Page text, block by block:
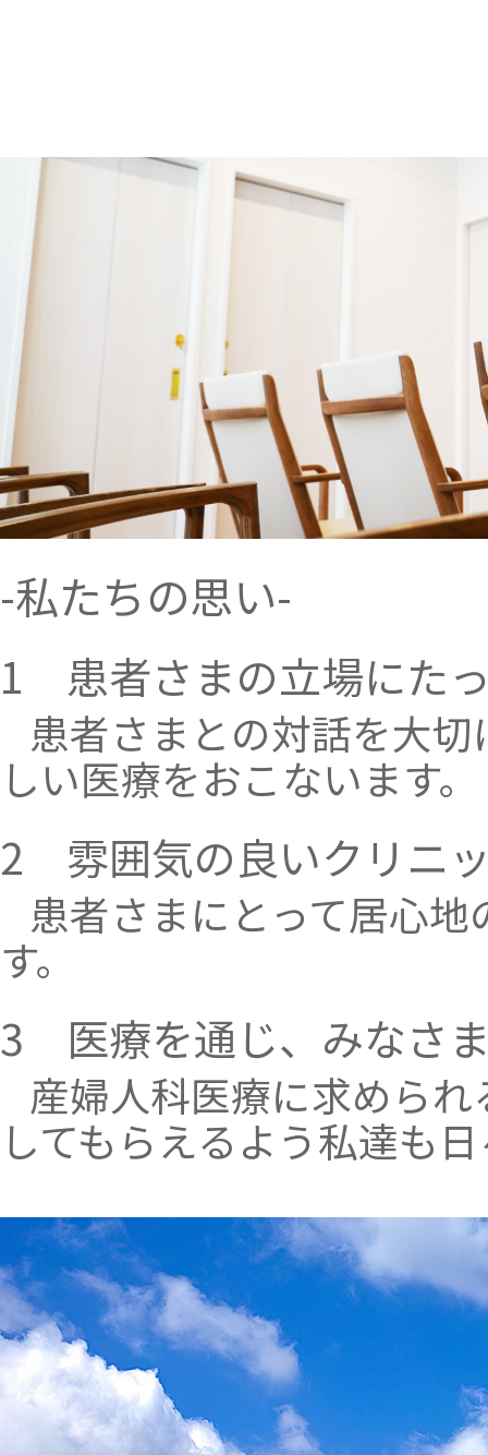
うお願い致します。
9月休診のおしらせ
9月28日（土）午後診療 休診
ご迷惑おかけしますが、ご了承くださいますよ
うお願い致します。
9月休診のおしらせ
9月28日（土）午後診療 休診
ご迷惑おかけしますが、ご了承くださいますよ
うお願い致します。
診療時間変更のおしらせ
9月26日（木）午後診療 15:30～17:00
ご迷惑おかけしますが、ご了承くださいますよ
うお願い致します。
休診のおしらせ
8月10日（土） 午後診察 休診
8月13日（火） 休診
8月17日（土） 午後診察 休診
うお願い致します。
休診のおしらせ
7月12日（金）午後診療 休診
ご迷惑おかけしますが、ご了承くださいますよ
うお願い致します。
診療時間変更のおしらせ
6月27日（木）午後診療 15:30～17:00
ご迷惑おかけしますが、ご了承くださいますよ
6月休診のおしらせ
6月22日（土）午後診療 休診
ご迷惑おかけしますが、ご了承くださいますよ
うお願い致します。
5月休診のおしらせ
5月18日（土）午後診療 休診
ご迷惑おかけしますが、ご了承くださいますよ
うお願い致します。
-私たちの思い-
1 患者さまの立場にた
患者さまとの対話を大
しい医療をおこないます。
2 雰囲気の良いクリニ
患者さまにとって居心
す。
3 医療を通じ、みなさ
産婦人科医療に求めら
してもらえるよう私達も